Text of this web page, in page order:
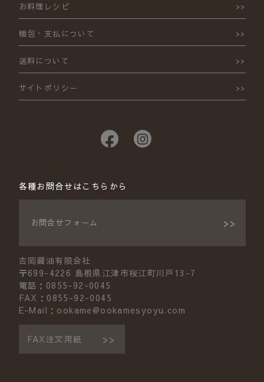
お料理レシピ
梱包・支払について
送料について
サイトポリシー
各種お問合せはこちらから
お問合せフォーム
吉岡醤油有限会社
〒699-4226 島根県江津市桜江町川戸13-7
電話：0855-92-0045
FAX：0855-92-0045
E-Mail：ookame@ookamesyoyu.com
FAX注文用紙